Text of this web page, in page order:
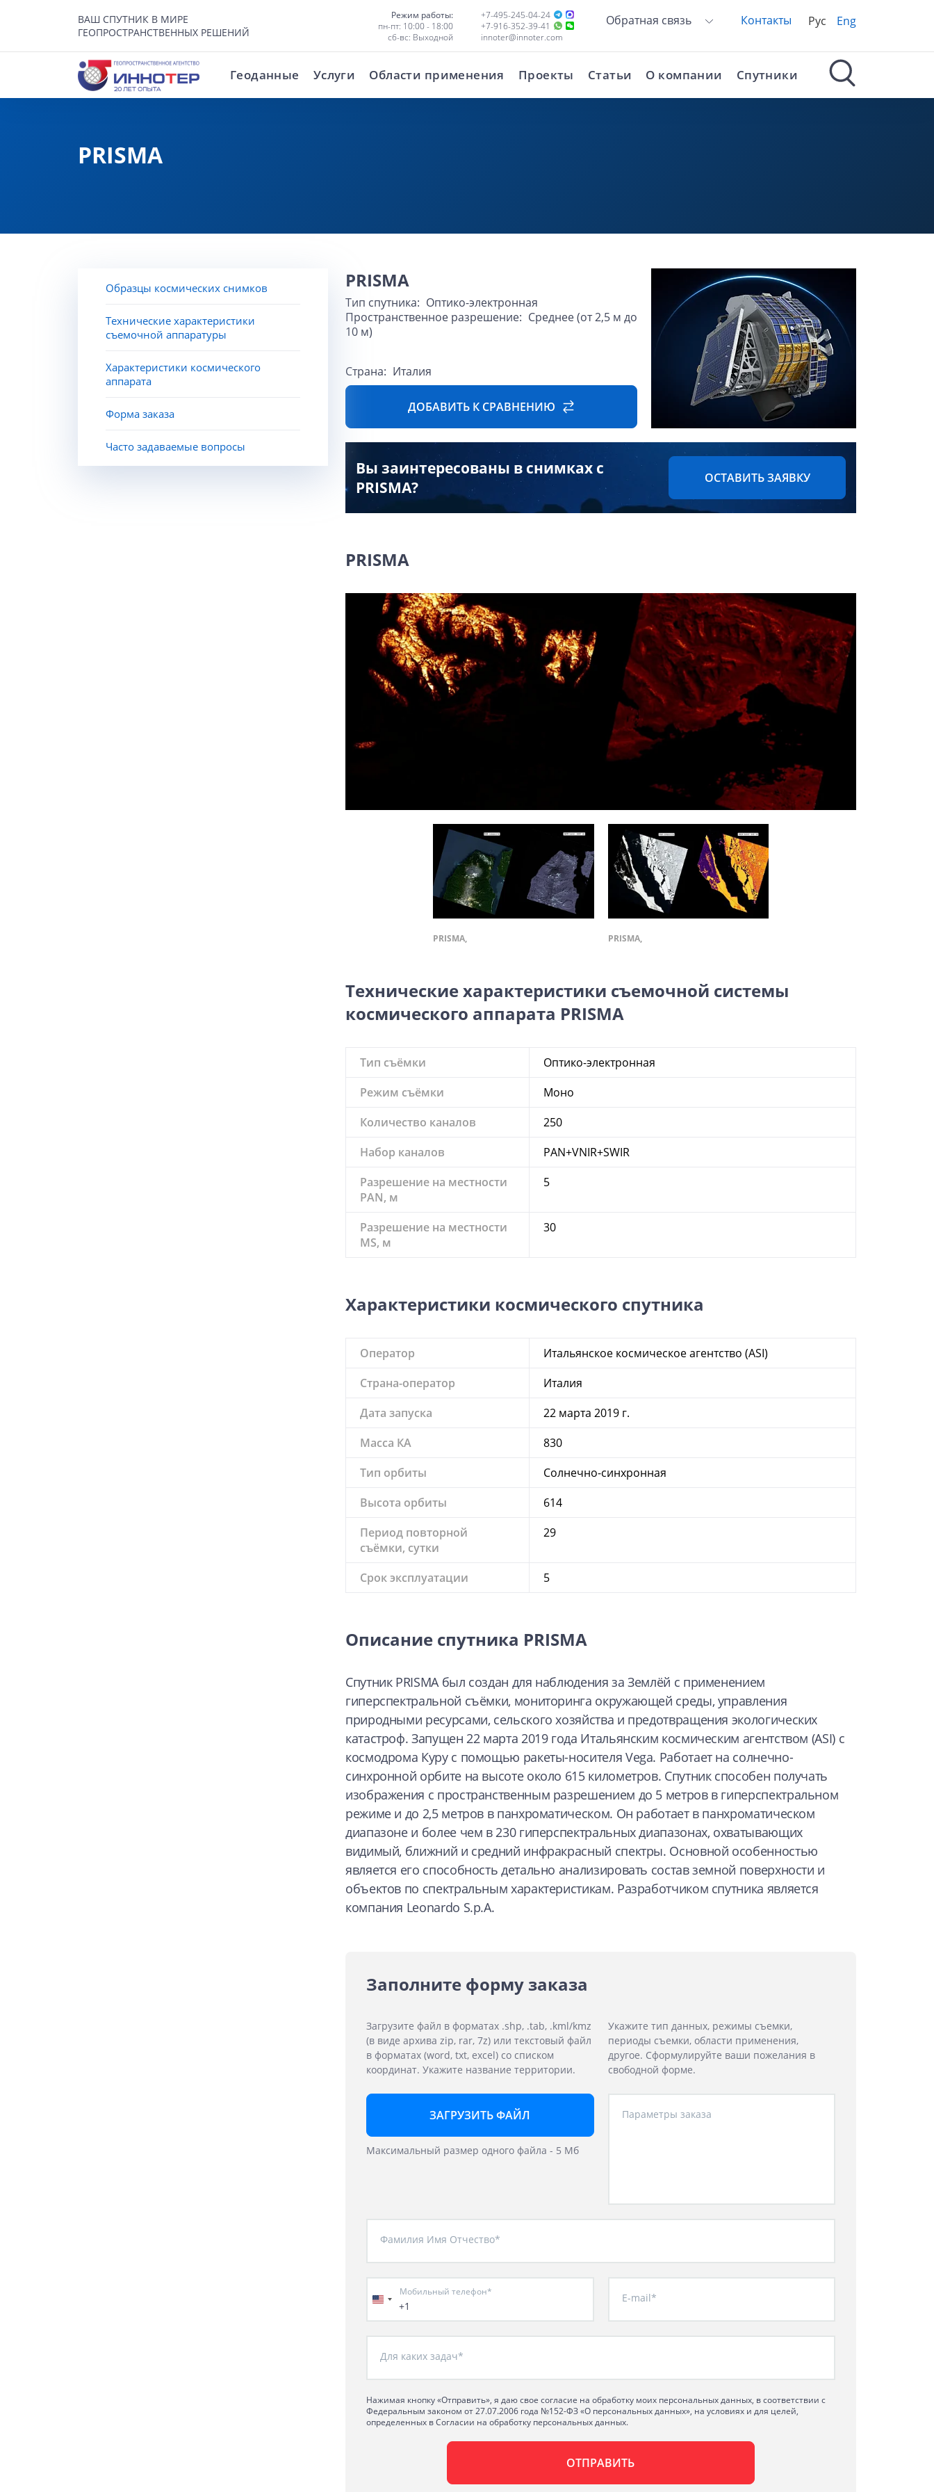
ВАШ СПУТНИК В МИРЕ
ГЕОПРОСТРАНСТВЕННЫХ РЕШЕНИЙ
Режим работы:
пн-пт: 10:00 - 18:00
сб-вс: Выходной
+7-495-245-04-24
+7-916-352-39-41
innoter@innoter.com
Обратная связь Контакты Рус Eng
Геоданные Услуги Области применения Проекты Статьи О компании Спутники
PRISMA
Образцы космических снимков
Технические характеристики
съемочной аппаратуры
Характеристики космического
аппарата
Форма заказа
Часто задаваемые вопросы
PRISMA
Тип спутника: Оптико-электронная
Пространственное разрешение: Среднее (от 2,5 м до
10 м)
Страна: Италия
ДОБАВИТЬ К СРАВНЕНИЮ
Вы заинтересованы в снимках с
PRISMA?
ОСТАВИТЬ ЗАЯВКУ
PRISMA
PRISMA, PRISMA,
Технические характеристики съемочной системы
космического аппарата PRISMA
Тип съёмки Оптико-электронная
Режим съёмки Моно
Количество каналов 250
Набор каналов PAN+VNIR+SWIR
Разрешение на местности
PAN, м
5
Разрешение на местности
MS, м
30
Характеристики космического спутника
Оператор Итальянское космическое агентство (ASI)
Страна-оператор Италия
Дата запуска 22 марта 2019 г.
Масса КА 830
Тип орбиты Солнечно-синхронная
Высота орбиты 614
Период повторной
съёмки, сутки
29
Срок эксплуатации 5
Описание спутника PRISMA
Спутник PRISMA был создан для наблюдения за Землёй с применением
гиперспектральной съёмки, мониторинга окружающей среды, управления
природными ресурсами, сельского хозяйства и предотвращения экологических
катастроф. Запущен 22 марта 2019 года Итальянским космическим агентством (ASI) с
космодрома Куру с помощью ракеты-носителя Vega. Работает на солнечно-
синхронной орбите на высоте около 615 километров. Спутник способен получать
изображения с пространственным разрешением до 5 метров в гиперспектральном
режиме и до 2,5 метров в панхроматическом. Он работает в панхроматическом
диапазоне и более чем в 230 гиперспектральных диапазонах, охватывающих
видимый, ближний и средний инфракрасный спектры. Основной особенностью
является его способность детально анализировать состав земной поверхности и
объектов по спектральным характеристикам. Разработчиком спутника является
компания Leonardo S.p.A.
Заполните форму заказа
Загрузите файл в форматах .shp, .tab, .kml/kmz
(в виде архива zip, rar, 7z) или текстовый файл
в форматах (word, txt, excel) со списком
координат. Укажите название территории.
ЗАГРУЗИТЬ ФАЙЛ
Максимальный размер одного файла - 5 Мб
Укажите тип данных, режимы съемки,
периоды съемки, области применения,
другое. Сформулируйте ваши пожелания в
свободной форме.
Параметры заказа
Фамилия Имя Отчество*
+1
Мобильный телефон* E-mail*
Для каких задач*
Нажимая кнопку «Отправить», я даю свое согласие на обработку моих персональных данных, в соответствии с
Федеральным законом от 27.07.2006 года №152-ФЗ «О персональных данных», на условиях и для целей,
определенных в Согласии на обработку персональных данных.